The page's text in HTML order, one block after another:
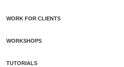
WORK FOR CLIENTS
WORKSHOPS
TUTORIALS